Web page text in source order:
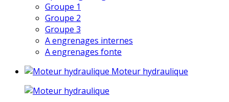
Groupe 1
Groupe 2
Groupe 3
A engrenages internes
A engrenages fonte
Moteur hydraulique